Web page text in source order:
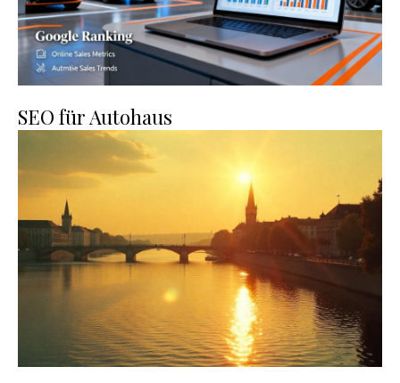
SEO für Autohaus